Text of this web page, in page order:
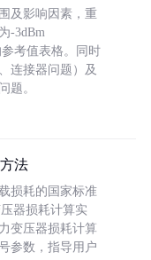
及影响因素，重
-3dBm
考值表格。同时
连接器问题）及
题。
法
损耗的国家标准
压器损耗计算实
变压器损耗计算
参数，指导用户